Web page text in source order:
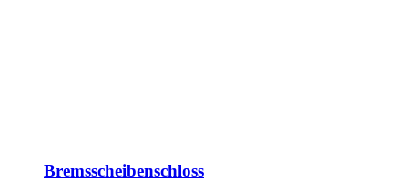
Bremsscheibenschloss